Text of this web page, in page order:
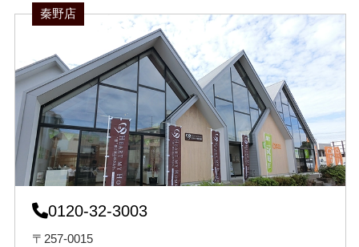
秦野店
0120-32-3003
〒257-0015